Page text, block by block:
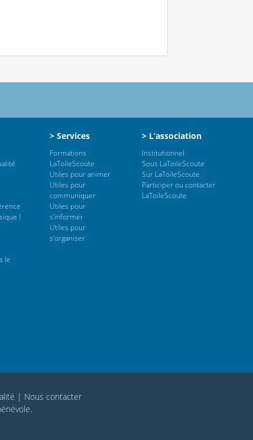
!
le
> Services
Formations
LaToileScoute
Utiles pour animer
Utiles pour
communiquer
Utiles pour
s’informer
Utiles pour
s’organiser
> L’association
Institutionnel
Sous LaToileScoute
Sur LaToileScoute
Participer ou contacter
LaToileScoute
| Nous contacter